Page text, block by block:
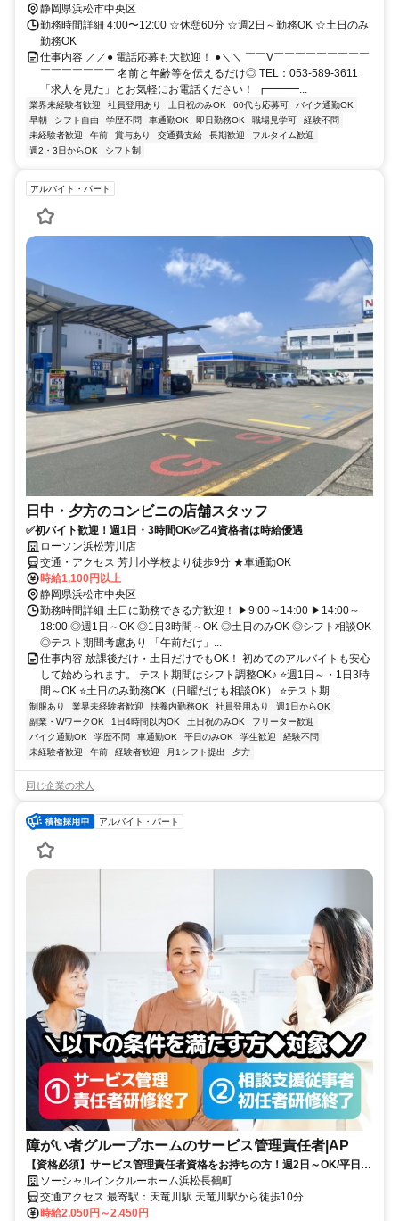
支給(上限2万2500円)★無料駐車場完備
静岡県浜松市中央区
勤務時間詳細 4:00〜12:00 ☆休憩60分 ☆週2日～勤務OK ☆土日のみ
勤務OK
仕事内容 ／／● 電話応募も大歓迎！ ●＼＼ ￣￣V￣￣￣￣￣￣￣￣￣
￣￣￣￣￣￣￣ 名前と年齢等を伝えるだけ◎ TEL：053-589-3611
「求人を見た」とお気軽にお電話ください！ ┏━━━...
業界未経験者歓迎 社員登用あり 土日祝のみOK 60代も応募可
バイク通勤OK
早朝
シフト自由 学歴不問 車通勤OK 即日勤務OK 職場見学可
経験不問
未経験者歓迎
午前 賞与あり 交通費支給 長期歓迎
フルタイム歓迎
週2・3日からOK
シフト制
アルバイト・パート
日中・夕方のコンビニの店舗スタッフ
✅初バイト歓迎！週1日・3時間OK✅乙4資格者は時給優遇
ローソン浜松芳川店
交通・アクセス 芳川小学校より徒歩9分 ★車通勤OK
時給1,100円以上
静岡県浜松市中央区
勤務時間詳細 土日に勤務できる方歓迎！ ▶9:00～14:00 ▶14:00～
18:00 ◎週1日～OK ◎1日3時間～OK ◎土日のみOK ◎シフト相談OK
◎テスト期間考慮あり 「午前だけ」...
仕事内容 放課後だけ・土日だけでもOK！ 初めてのアルバイトも安心
して始められます。 テスト期間はシフト調整OK♪ ⭐週1日～・1日3時
間～OK ⭐土日のみ勤務OK（日曜だけも相談OK） ⭐テスト期...
制服あり 業界未経験者歓迎 扶養内勤務OK 社員登用あり
週1日からOK
副業・WワークOK
1日4時間以内OK 土日祝のみOK
フリーター歓迎
バイク通勤OK
学歴不問 車通勤OK 平日のみOK 学生歓迎
経験不問
未経験者歓迎
午前 経験者歓迎 月1シフト提出 夕方
同じ企業の求人
アルバイト・パート
障がい者グループホームのサービス管理責任者|AP
【資格必須】サービス管理責任者資格をお持ちの方！週2日～OK/平日の
みOK/残業ほぼなし！家庭や私生活と無理なく両立◎
ソーシャルインクルーホーム浜松長鶴町
交通アクセス 最寄駅：天竜川駅 天竜川駅から徒歩10分
時給2,050円～2,450円